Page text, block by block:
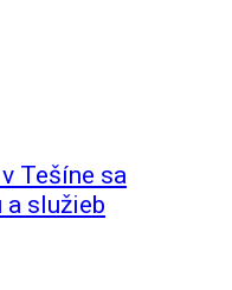
Tešíne sa
a služieb